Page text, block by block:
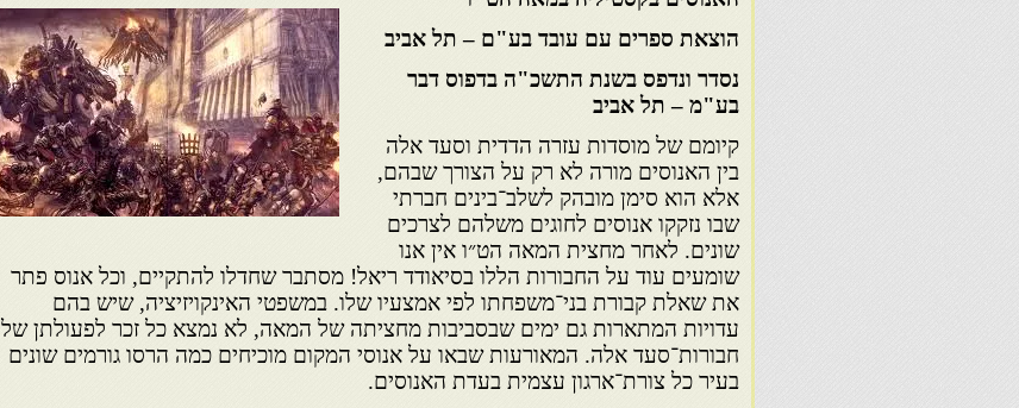
הוצאת ספרים עם עובד בע"ם – תל אביב
נסדר ונדפס בשנת התשכ"ה בדפוס דבר
בע"מ – תל אביב
קיומם של מוסדות עזרה הדדית וסעד אלה
בין האנוסים מורה לא רק על הצורך שבהם,
אלא הוא סימן מובהק לשלב־בינים חברתי
שבו נזקקו אנוסים לחוגים משלהם לצרכים
שונים. לאחר מחצית המאה הט״ו אין אנו
שומעים עוד על החבורות הללו בסיאודד ריאל! מסתבר שחדלו להתקיים, וכל אנוס פתר
את שאלת קבורת בני־משפחתו לפי אמצעיו שלו. במשפטי האינקויזיציה, שיש בהם
עדויות המתארות גם ימים שבסביבות מחציתה של המאה, לא נמצא כל זכר לפעולתן של
חבורות־סעד אלה. המאורעות שבאו על אנוסי המקום מוכיחים כמה הרסו גורמים שונים
בעיר כל צורת־ארגון עצמית בעדת האנוסים.